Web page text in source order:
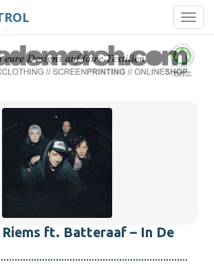
Riems ft. Batteraaf – In De